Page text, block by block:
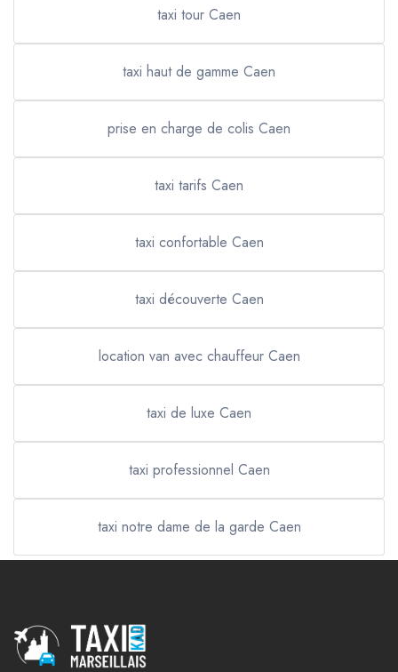
taxi tour Caen
taxi haut de gamme Caen
prise en charge de colis Caen
taxi tarifs Caen
taxi confortable Caen
taxi découverte Caen
location van avec chauffeur Caen
taxi de luxe Caen
taxi professionnel Caen
taxi notre dame de la garde Caen